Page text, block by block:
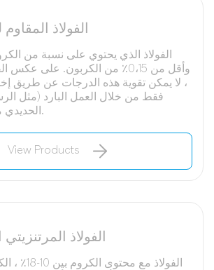
الفولاذ
وأقل من 0،15٪ من الكربون. على
، لا يمكن تقوية هذه الدرجات عن طريق
فقط من خلال العمل البارد (مثل
الحديدي مغنطيسي حديدي.
View Products
الفولاذ